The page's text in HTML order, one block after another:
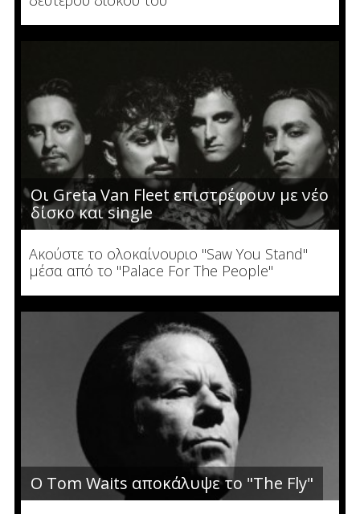
Οι Greta Van Fleet επιστρέφουν με νέο
δίσκο και single
Ακούστε το ολοκαίνουριο "Saw You Stand"
μέσα από το "Palace For The People"
Ο Tom Waits αποκάλυψε το "The Fly"